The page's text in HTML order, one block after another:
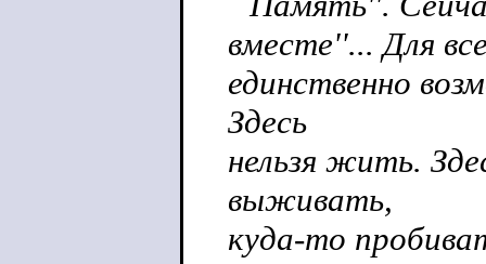
вместе''... Для
единственно
Здесь
нельзя жить.
выживать,
куда-то